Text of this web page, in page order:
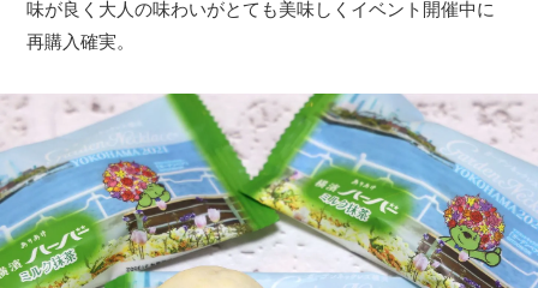
味が良く大人の味わいがとても美味しくイベント開催中に
再購入確実。